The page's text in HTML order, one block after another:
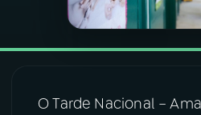
VIDEOCASTS
07 ÚLTIMAS
O Tarde Nacional –